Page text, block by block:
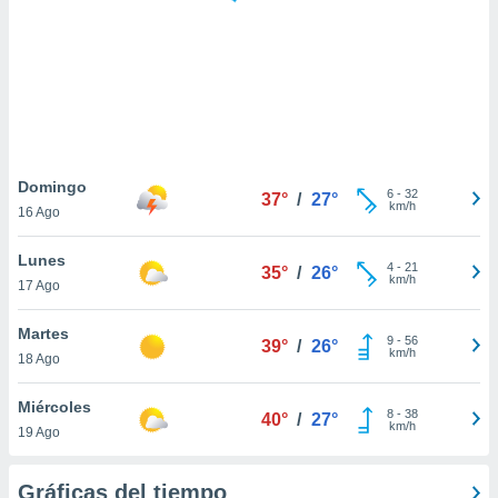
similares
como
sitio
de
traten tus
en
interés
su
Domingo
16 Ago
37° / 27° 6- 32
km/h
Lunes
17 Ago
35° / 26° 4- 21
km/h
Martes
18 Ago
39° / 26° 9- 56
km/h
Miércoles
19 Ago
40° / 27° 8- 38
km/h
Gráficas del tiempo